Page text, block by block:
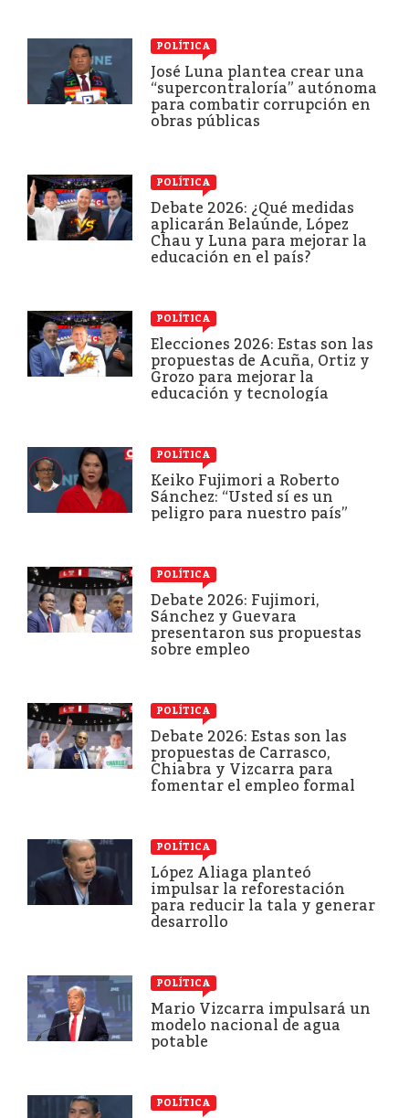
POLÍTICA
José Luna plantea crear una
“supercontraloría” autónoma
para combatir corrupción en
obras públicas
POLÍTICA
Debate 2026: ¿Qué medidas
aplicarán Belaúnde, López
Chau y Luna para mejorar la
educación en el país?
POLÍTICA
Elecciones 2026: Estas son las
propuestas de Acuña, Ortiz y
Grozo para mejorar la
educación y tecnología
POLÍTICA
Keiko Fujimori a Roberto
Sánchez: “Usted sí es un
peligro para nuestro país”
POLÍTICA
Debate 2026: Fujimori,
Sánchez y Guevara
presentaron sus propuestas
sobre empleo
POLÍTICA
Debate 2026: Estas son las
propuestas de Carrasco,
Chiabra y Vizcarra para
fomentar el empleo formal
POLÍTICA
López Aliaga planteó
impulsar la reforestación
para reducir la tala y generar
desarrollo
POLÍTICA
Mario Vizcarra impulsará un
modelo nacional de agua
potable
POLÍTICA